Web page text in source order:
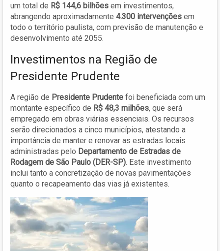
um total de R$ 144,6 bilhões em investimentos,
abrangendo aproximadamente 4.300 intervenções em
todo o território paulista, com previsão de manutenção e
desenvolvimento até 2055.
Investimentos na Região de
Presidente Prudente
A região de Presidente Prudente foi beneficiada com um
montante específico de R$ 48,3 milhões, que será
empregado em obras viárias essenciais. Os recursos
serão direcionados a cinco municípios, atestando a
importância de manter e renovar as estradas locais
administradas pelo Departamento de Estradas de
Rodagem de São Paulo (DER-SP). Este investimento
inclui tanto a concretização de novas pavimentações
quanto o recapeamento das vias já existentes.